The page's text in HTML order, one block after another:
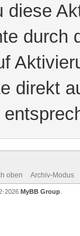
diese
durch
direkt
oben Archiv-Modus
2026 MyBB Group